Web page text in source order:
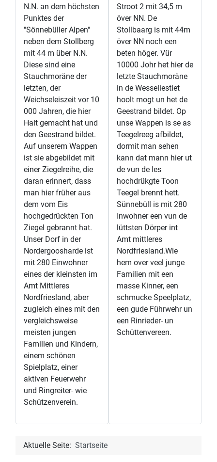
N.N. an dem höchsten
Punktes der
"Sönnebüller Alpen"
neben dem Stollberg
mit 44 m über N.N.
Diese sind eine
Stauchmoräne der
letzten, der
Weichseleiszeit vor 10
000 Jahren, die hier
Halt gemacht hat und
den Geestrand bildet.
Auf unserem Wappen
ist sie abgebildet mit
einer Ziegelreihe, die
daran erinnert, dass
man hier früher aus
dem vom Eis
hochgedrückten Ton
Ziegel gebrannt hat.
Unser Dorf in der
Nordergoosharde ist
mit 280 Einwohner
eines der kleinsten im
Amt Mittleres
Nordfriesland, aber
zugleich eines mit den
vergleichsweise
meisten jungen
Familien und Kindern,
einem schönen
Spielplatz, einer
aktiven Feuerwehr
und Ringreiter- wie
Schützenverein.
Stroot 2 mit 34,5 m
över NN. De
Stollbaarg is mit 44m
över NN noch een
beten höger. Vür
10000 Johr het hier de
letzte Stauchmoräne
in de Wesseliestiet
hoolt mogt un het de
Geestrand bildet. Op
unse Wappen is se as
Teegelreeg afbildet,
dormit man sehen
kann dat mann hier ut
de vun de Ies
hochdrükgte Toon
Teegel brennt hett.
Sünnebüll is mit 280
Inwohner een vun de
lüttsten Dörper int
Amt mittleres
Nordfriesland.Wie
hem over veel junge
Familien mit een
masse Kinner, een
schmucke Speelplatz,
een gude Führwehr un
een Rinrieder- un
Schüttenvereen.
Aktuelle Seite: Startseite